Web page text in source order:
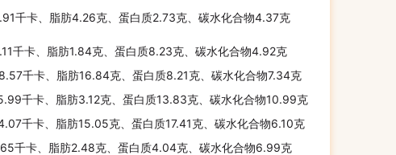
千卡、脂肪4.26克、蛋白质2.73克、碳水化合物4.37克
千卡、脂肪1.84克、蛋白质8.23克、碳水化合物4.92克
千卡、脂肪16.84克、蛋白质8.21克、碳水化合物7.34克
千卡、脂肪3.12克、蛋白质13.83克、碳水化合物10.99克
千卡、脂肪15.05克、蛋白质17.41克、碳水化合物6.10克
千卡、脂肪2.48克、蛋白质4.04克、碳水化合物6.99克